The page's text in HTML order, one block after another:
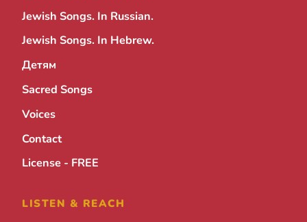
Jewish Songs. In Russian.
Jewish Songs. In Hebrew.
Детям
Sacred Songs
Voices
Contact
License - FREE
LISTEN & REACH